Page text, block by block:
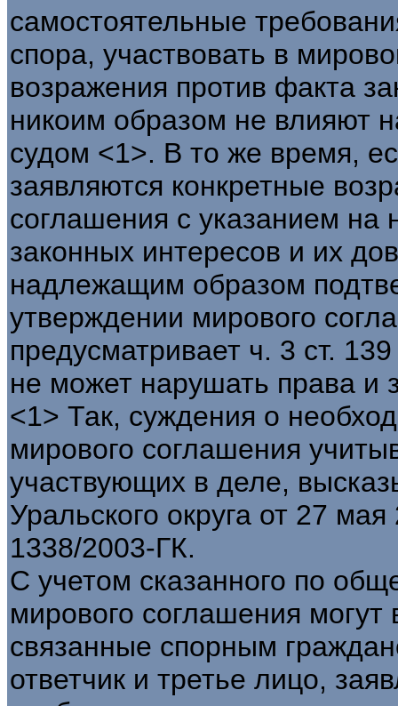
самостоятельные
спора, участвовать в
возражения против факта
никоим образом не влияют
судом <1>. В то же время,
заявляются конкретные
соглашения с указанием на
законных интересов и их
надлежащим образом
утверждении мирового
предусматривает ч. 3 ст.
не может нарушать права и
<1> Так, суждения о
мирового соглашения
участвующих в деле,
Уральского округа от 27
1338/2003-ГК.
С учетом сказанного по
мирового соглашения могут
связанные спорным
ответчик и третье лицо,